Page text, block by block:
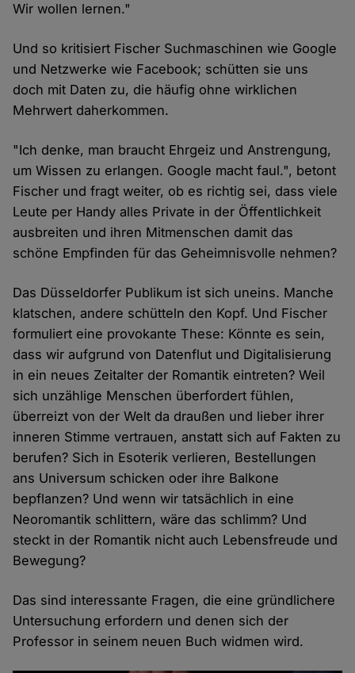
Wir wollen lernen."
Und so kritisiert Fischer Suchmaschinen wie Google
und Netzwerke wie Facebook; schütten sie uns
doch mit Daten zu, die häufig ohne wirklichen
Mehrwert daherkommen.
"Ich denke, man braucht Ehrgeiz und Anstrengung,
um Wissen zu erlangen. Google macht faul.", betont
Fischer und fragt weiter, ob es richtig sei, dass viele
Leute per Handy alles Private in der Öffentlichkeit
ausbreiten und ihren Mitmenschen damit das
schöne Empfinden für das Geheimnisvolle nehmen?
Das Düsseldorfer Publikum ist sich uneins. Manche
klatschen, andere schütteln den Kopf. Und Fischer
formuliert eine provokante These: Könnte es sein,
dass wir aufgrund von Datenflut und Digitalisierung
in ein neues Zeitalter der Romantik eintreten? Weil
sich unzählige Menschen überfordert fühlen,
überreizt von der Welt da draußen und lieber ihrer
inneren Stimme vertrauen, anstatt sich auf Fakten zu
berufen? Sich in Esoterik verlieren, Bestellungen
ans Universum schicken oder ihre Balkone
bepflanzen? Und wenn wir tatsächlich in eine
Neoromantik schlittern, wäre das schlimm? Und
steckt in der Romantik nicht auch Lebensfreude und
Bewegung?
Das sind interessante Fragen, die eine gründlichere
Untersuchung erfordern und denen sich der
Professor in seinem neuen Buch widmen wird.